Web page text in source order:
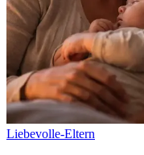
Liebevolle-Eltern